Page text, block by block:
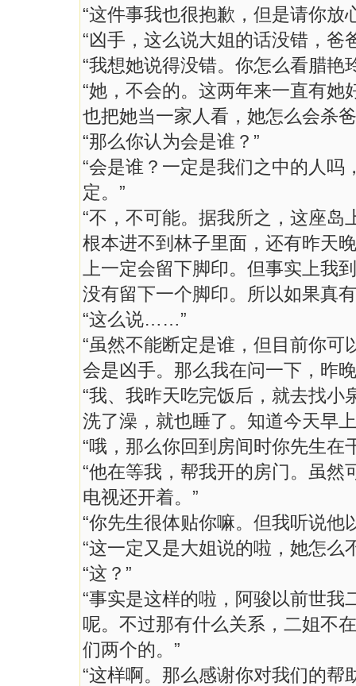
“这件事我也很抱歉，但是请你放
“凶手，这么说大姐的话没错，爸
“我想她说得没错。你怎么看腊艳
“她，不会的。这两年来一直有
也把她当一家人看，她怎么会杀
“那么你认为会是谁？”
“会是谁？一定是我们之中的人
定。”
“不，不可能。据我所之，这座
根本进不到林子里面，还有昨天
上一定会留下脚印。但事实上我
没有留下一个脚印。所以如果真
“这么说……”
“虽然不能断定是谁，但目前你
会是凶手。那么我在问一下，昨
“我、我昨天吃完饭后，就去找
洗了澡，就也睡了。知道今天早
“哦，那么你回到房间时你先生在
“他在等我，帮我开的房门。虽
电视还开着。”
“你先生很体贴你嘛。但我听说他
“这一定又是大姐说的啦，她怎么
“这？”
“事实是这样的啦，阿骏以前世
呢。不过那有什么关系，二姐不
们两个的。”
“这样啊。那么感谢你对我们的帮